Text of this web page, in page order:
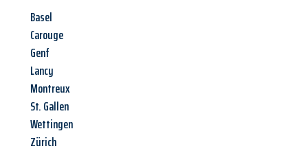
Basel
Carouge
Genf
Lancy
Montreux
St. Gallen
Wettingen
Zürich